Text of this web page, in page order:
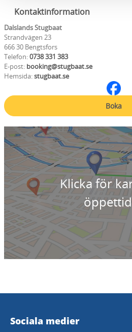
Kontaktinformation
Dalslands Stugbaat
Strandvägen 23
666 30 Bengtsfors
Telefon:0738 331 383
E-post: booking@stugbaat.se
Hemsida:stugbaat.se
Boka
Klicka för
Sociala medier